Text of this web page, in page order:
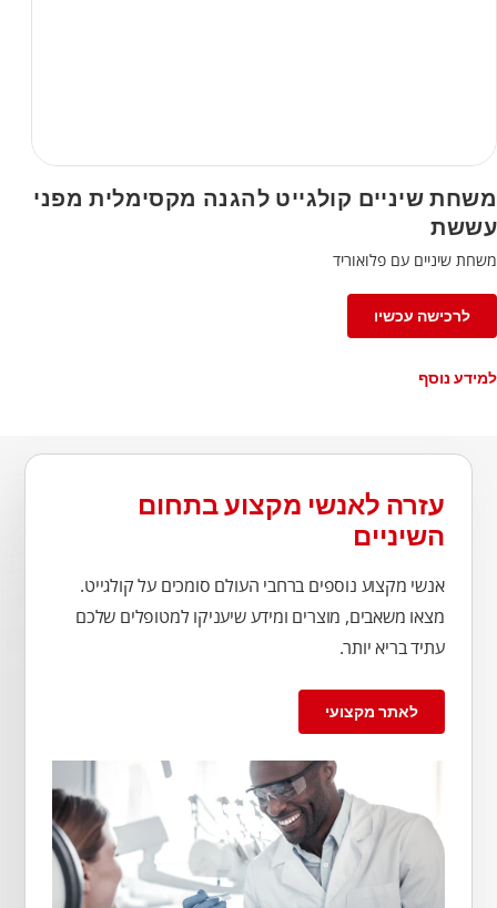
משחת שיניים קולגייט להגנה מקסימלית מפני
עששת
משחת שיניים עם פלואוריד
לרכישה עכשיו
למידע נוסף
עזרה לאנשי מקצוע בתחום
השיניים
אנשי מקצוע נוספים ברחבי העולם סומכים על קולגייט.
מצאו משאבים, מוצרים ומידע שיעניקו למטופלים שלכם
עתיד בריא יותר.
לאתר מקצועי